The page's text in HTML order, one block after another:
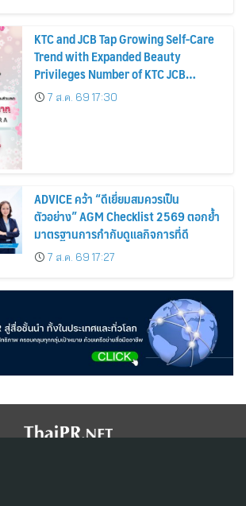
KTC and JCB Tap Growing Self-Care
Trend with Expanded Beauty
Privileges Number of KTC JCB
Cardmembers Spending on
Cosmetics Rises 26%
7 ส.ค. 69 17:30
ADVICE คว้า “ดีเยี่ยมสมควรเป็น
ตัวอย่าง” AGM Checklist 2569 ตอกย้ำ
มาตรฐานการกำกับดูแลกิจการที่ดี
7 ส.ค. 69 17:27